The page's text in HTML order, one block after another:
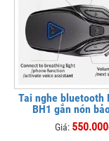
Tai nghe bluetooth
BH1 gắn nón
Giá: